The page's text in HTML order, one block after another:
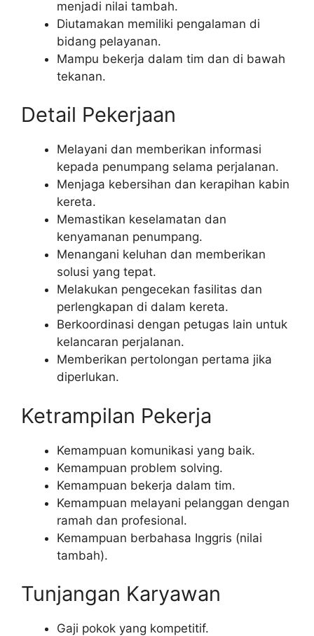
menjadi nilai tambah.
Diutamakan memiliki pengalaman di
bidang pelayanan.
Mampu bekerja dalam tim dan di bawah
tekanan.
Detail Pekerjaan
Melayani dan memberikan informasi
kepada penumpang selama perjalanan.
Menjaga kebersihan dan kerapihan kabin
kereta.
Memastikan keselamatan dan
kenyamanan penumpang.
Menangani keluhan dan memberikan
solusi yang tepat.
Melakukan pengecekan fasilitas dan
perlengkapan di dalam kereta.
Berkoordinasi dengan petugas lain untuk
kelancaran perjalanan.
Memberikan pertolongan pertama jika
diperlukan.
Ketrampilan Pekerja
Kemampuan komunikasi yang baik.
Kemampuan problem solving.
Kemampuan bekerja dalam tim.
Kemampuan melayani pelanggan dengan
ramah dan profesional.
Kemampuan berbahasa Inggris (nilai
tambah).
Tunjangan Karyawan
Gaji pokok yang kompetitif.